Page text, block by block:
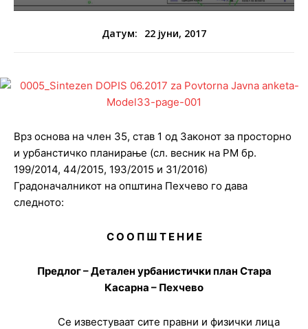
Датум: 22 јуни, 2017
Врз основа на член 35, став 1 од Законот за просторно
и урбанстичко планирање (сл. весник на РМ бр.
199/2014, 44/2015, 193/2015 и 31/2016)
Градоначалникот на општина Пехчево го дава
следното:
С О О П Ш Т Е Н И Е
Предлог – Детален урбанистички план Стара
Касарна – Пехчево
Се известуваат сите правни и физички лица